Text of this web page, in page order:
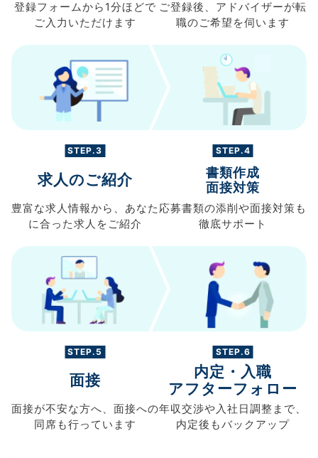
登録フォームから 1分ほどで
ご入力 いただけます
ご登録後、 アドバイザーが転
職のご希望を伺います
STEP.3
求人のご紹介
豊富な求人情報から、 あなた
に合った求人を ご紹介
STEP.4
書類作成
面接対策
応募書類の添削や面接対策も
徹底サポート
STEP.5
面接
面接が不安な方へ、 面接への
同席も行っています
STEP.6
内定・入職
アフターフォロー
年収交渉や入社日調整まで、
内定後もバックアップ